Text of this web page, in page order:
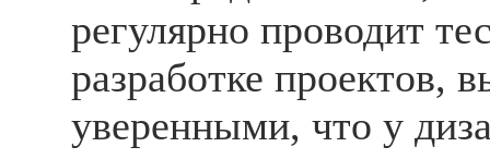
регулярно проводит
разработке проектов,
уверенными, что у